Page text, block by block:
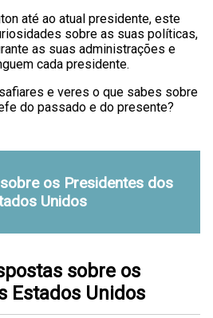
até ao atual presidente, este
sobre as suas políticas,
as suas administrações e
cada presidente.
e veres o que sabes sobre
do passado e do presente?
os Presidentes dos
Unidos
sobre os
Estados Unidos